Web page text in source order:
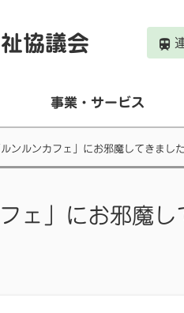
協議会
事業・サービス
ルンルンカフェ」にお邪魔してきま
ェ」にお邪魔し